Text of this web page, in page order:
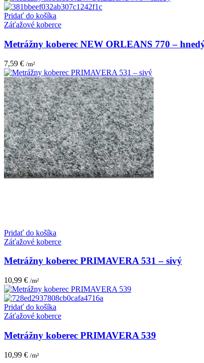
Pridať do košíka
Záťažové koberce
Metrážny koberec NEW ORLEANS 770 –
7,59 € /m²
Pridať do košíka
Záťažové koberce
Metrážny koberec PRIMAVERA 531 – sivý
10,99 € /m²
Pridať do košíka
Záťažové koberce
Metrážny koberec PRIMAVERA 539
10,99 € /m²